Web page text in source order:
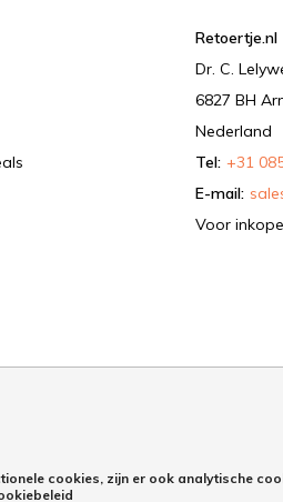
Retoertje.nl
Dr. C.
6827 BH
Nederland
Tel: +31
E-mail:
Voor
cookies, zijn er ook analytische